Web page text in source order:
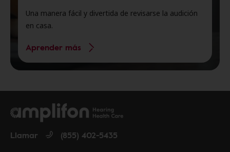
Una manera fácil y divertida de revisarse la audición
en casa.
Aprender más
Llamar (855) 402-5435